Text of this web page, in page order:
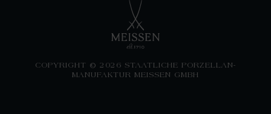
COPYRIGHT © 2026 STAATLICHE PORZELLAN-
MANUFAKTUR MEISSEN GMBH